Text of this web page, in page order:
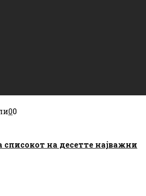
00
списокот на десетте најважни